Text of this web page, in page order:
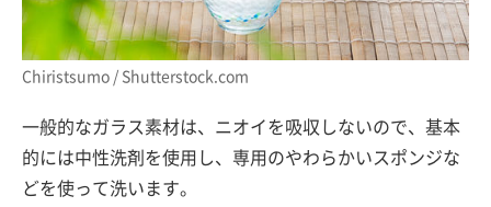
Chiristsumo / Shutterstock.com
一般的なガラス素材は、ニオイを吸収しないので、基本
的には中性洗剤を使用し、専用のやわらかいスポンジな
どを使って洗います。